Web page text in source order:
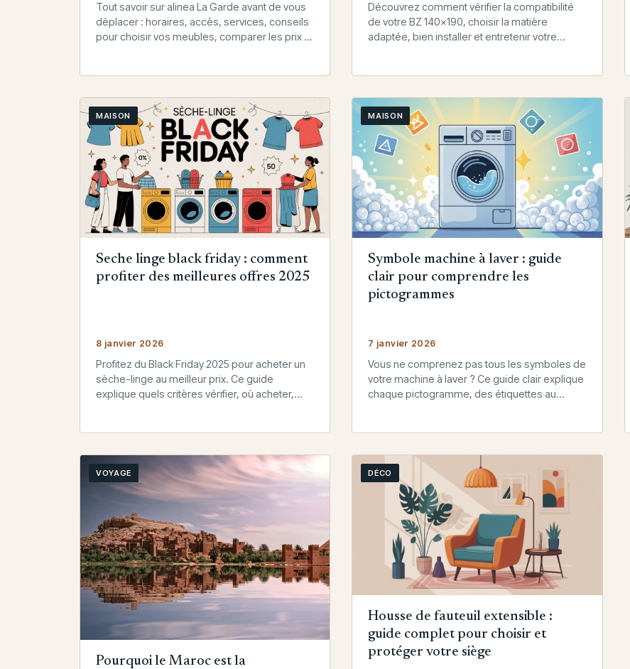
Tout savoir sur alinea La Garde avant de vous
déplacer : horaires, accès, services, conseils
pour choisir vos meubles, comparer les prix et
Découvrez comment vérifier la compatibilité
de votre BZ 140x190, choisir la matière
adaptée, bien installer et entretenir votre
MAISON
Seche linge black friday : comment
profiter des meilleures offres 2025
8 janvier 2026
Profitez du Black Friday 2025 pour acheter un
sèche-linge au meilleur prix. Ce guide
explique quels critères vérifier, où acheter,
MAISON
Symbole machine à laver : guide
clair pour comprendre les
pictogrammes
7 janvier 2026
Vous ne comprenez pas tous les symboles de
votre machine à laver ? Ce guide clair explique
chaque pictogramme, des étiquettes au
VOYAGE
Pourquoi le Maroc est la
DÉCO
Housse de fauteuil extensible :
guide complet pour choisir et
protéger votre siège